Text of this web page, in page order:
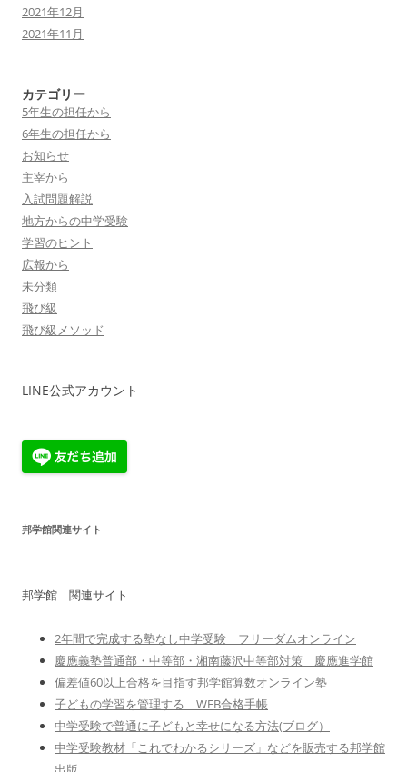
2021年12月
2021年11月
カテゴリー
5年生の担任から
6年生の担任から
お知らせ
主宰から
入試問題解説
地方からの中学受験
学習のヒント
広報から
未分類
飛び級
飛び級メソッド
LINE公式アカウント
邦学館関連サイト
邦学館 関連サイト
2年間で完成する塾なし中学受験 フリーダムオンライン
慶應義塾普通部・中等部・湘南藤沢中等部対策 慶應進学館
偏差値60以上合格を目指す邦学館算数オンライン塾
子どもの学習を管理する WEB合格手帳
中学受験で普通に子どもと幸せになる方法(ブログ）
中学受験教材「これでわかるシリーズ」などを販売する邦学館